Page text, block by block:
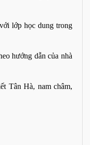
lớp học dung trong
hướng dẫn của nhà
Tân Hà, nam châm,